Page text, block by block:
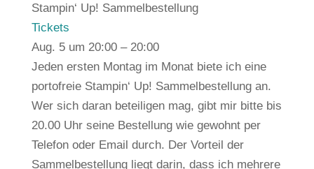
Stampin‘ Up! Sammelbestellung
Tickets
Aug. 5 um 20:00 – 20:00
Jeden ersten Montag im Monat biete ich eine
portofreie Stampin‘ Up! Sammelbestellung an.
Wer sich daran beteiligen mag, gibt mir bitte bis
20.00 Uhr seine Bestellung wie gewohnt per
Telefon oder Email durch. Der Vorteil der
Sammelbestellung liegt darin, dass ich mehrere